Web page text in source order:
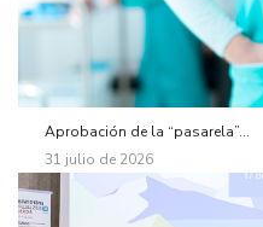
Aprobación de la “pasarela”...
31 julio de 2026